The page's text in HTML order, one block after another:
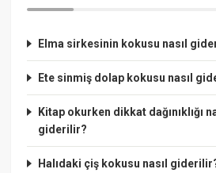
Elma sirkesinin kokusu nasıl
Ete sinmiş dolap kokusu nasıl
Kitap okurken dikkat dağınıklığı
giderilir?
Halıdaki çiş kokusu nasıl